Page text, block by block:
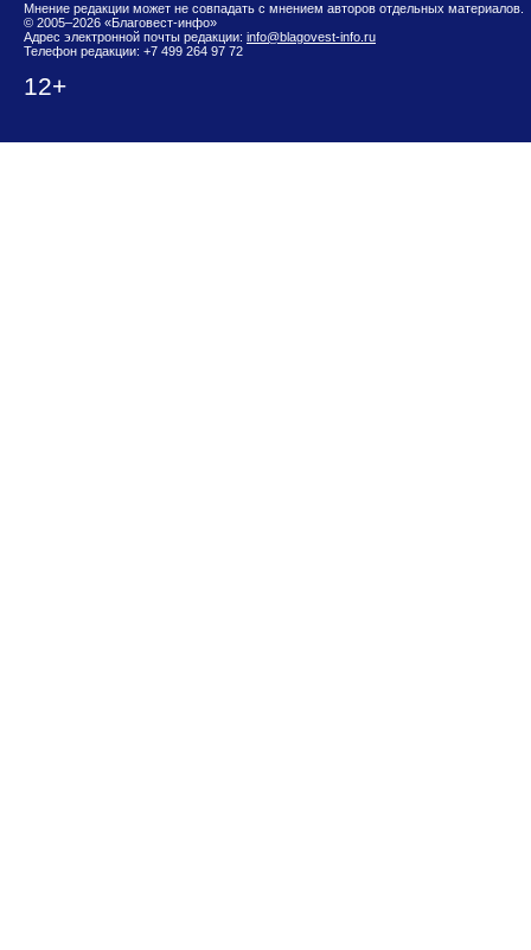
Мнение редакции может не совпадать с мнением авторов отдельных материалов.
© 2005–2026 «Благовест-инфо»
Адрес электронной почты редакции: info@blagovest-info.ru
Телефон редакции: +7 499 264 97 72
12+